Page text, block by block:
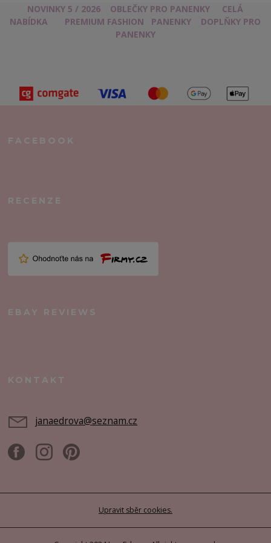
NOVINKY 5 / 2026 OBLEČKY PRO PANENKY
CELÁ
NABÍDKA
PREMIUM FASHION PANENKY
DOPLŇKY PRO
PANENKY
FACEBOOK
RECENZE
EBAY REVIEWS
KONTAKT
janaedrova@seznam.cz
Upravit sběr cookies.